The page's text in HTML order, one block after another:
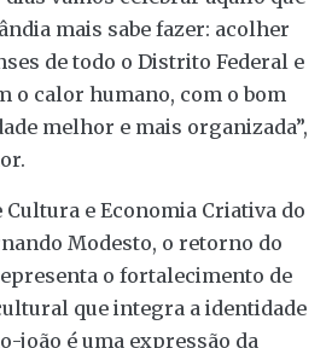
mais sabe fazer: acolher
de todo o Distrito Federal e
o calor humano, com o bom
melhor e mais organizada”,
e Economia Criativa do
Modesto, o retorno do
o fortalecimento de
que integra a identidade
joão é uma expressão da